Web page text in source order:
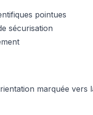
pointues
sécurisation
marquée vers